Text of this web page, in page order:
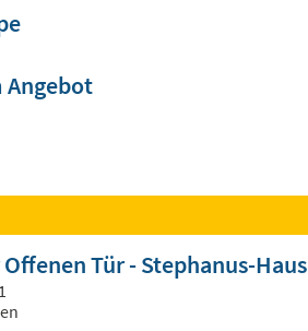
Angebot
Tür - Stephanus-Haus